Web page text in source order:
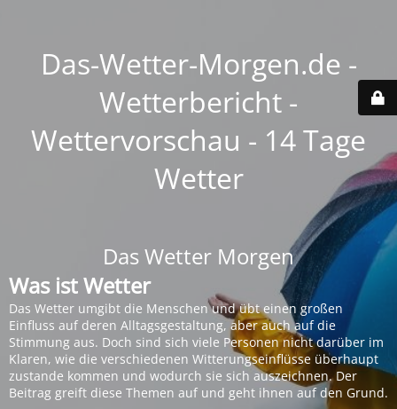
Das-Wetter-Morgen.de -
Wetterbericht -
Wettervorschau - 14 Tage
Wetter
Das Wetter Morgen
Was ist Wetter
Das Wetter umgibt die Menschen und übt einen großen
Einfluss auf deren Alltagsgestaltung, aber auch auf die
Stimmung aus. Doch sind sich viele Personen nicht darüber im
Klaren, wie die verschiedenen Witterungseinflüsse überhaupt
zustande kommen und wodurch sie sich auszeichnen. Der
Beitrag greift diese Themen auf und geht ihnen auf den Grund.